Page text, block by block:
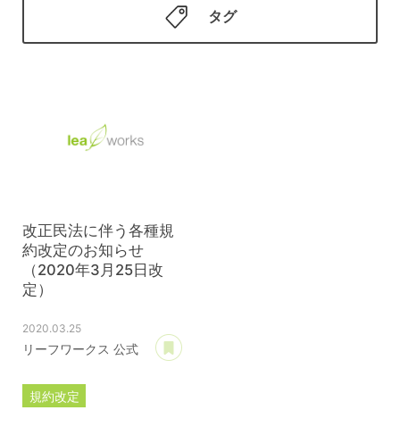
タグ
改正民法に伴う各種規
約改定のお知らせ
（2020年3月25日改
定）
2020.03.25
リーフワークス 公式
規約改定